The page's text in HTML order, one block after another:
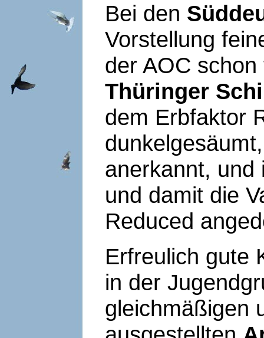
Bei den
Vorstellung
der AOC
Thüringer
dem Erbfaktor
anerkannt, und
und damit die
Reduced
Erfreulich gute
in der
gleichmäßigen